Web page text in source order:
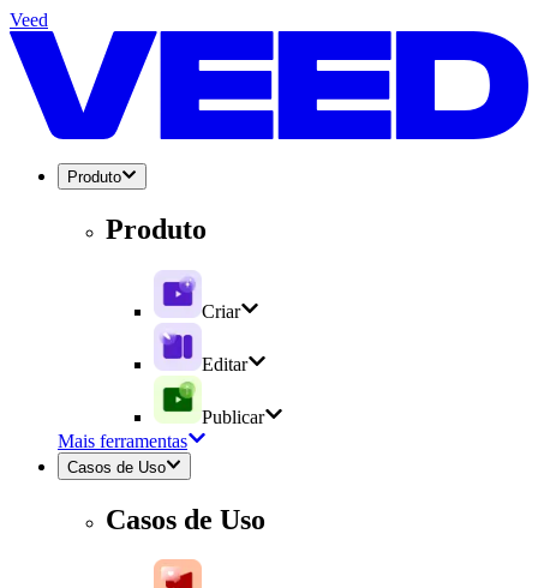
Veed
Produto
Produto
Criar
Editar
Publicar
Mais ferramentas
Casos de Uso
Casos de Uso